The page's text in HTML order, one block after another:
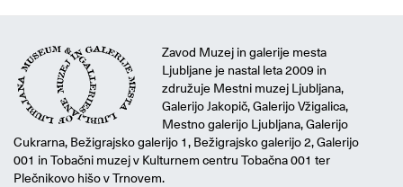
Zavod Muzej in galerije mesta
Ljubljane je nastal leta 2009 in
združuje Mestni muzej Ljubljana,
Galerijo Jakopič, Galerijo Vžigalica,
Mestno galerijo Ljubljana, Galerijo
Cukrarna, Bežigrajsko galerijo 1, Bežigrajsko galerijo 2, Galerijo
001 in Tobačni muzej v Kulturnem centru Tobačna 001 ter
Plečnikovo hišo v Trnovem.